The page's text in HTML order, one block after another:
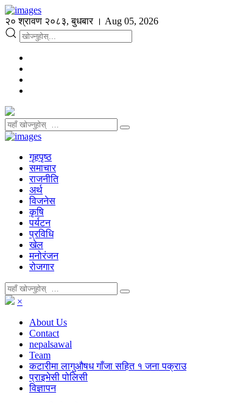
२० श्रावण २०८३, बुधबार । Aug 05, 2026
गृहपृष्ठ
समाचार
राजनीति
अर्थ
विजनेस
कृषि
पर्यटन
प्रविधि
खेल
मनोरंजन
रोजगार
×
About Us
Contact
nepalsawal
Team
कटारीमा लागुऔषध गाँजा सहित १ जना पक्राउ
प्राइभेसी पोलिसी
विज्ञापन